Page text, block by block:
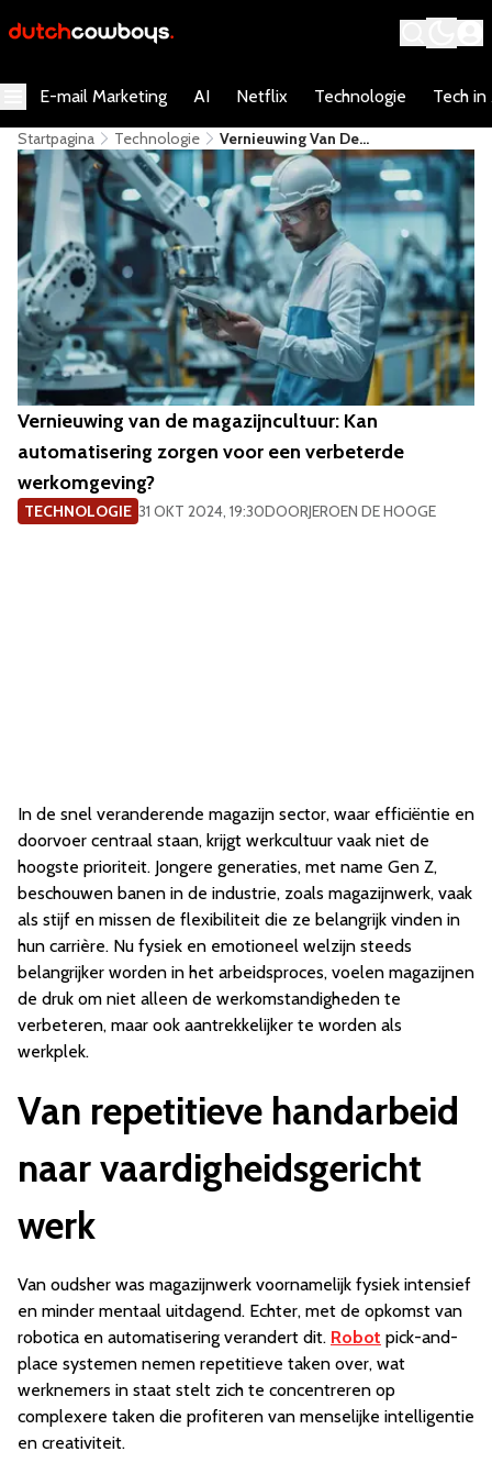
E-mail Marketing AI Netflix Technologie Tech in
Startpagina Technologie
Vernieuwing Van De
Magazijncultuur: Kan
Automatisering Zorgen Voor Een
Verbeterde Werkomgeving?
Vernieuwing van de magazijncultuur: Kan
automatisering zorgen voor een verbeterde
werkomgeving?
TECHNOLOGIE 31 OKT 2024, 19:30DOORJEROEN DE HOOGE
In de snel veranderende magazijn sector, waar efficiëntie en
doorvoer centraal staan, krijgt werkcultuur vaak niet de
hoogste prioriteit. Jongere generaties, met name Gen Z,
beschouwen banen in de industrie, zoals magazijnwerk, vaak
als stijf en missen de flexibiliteit die ze belangrijk vinden in
hun carrière. Nu fysiek en emotioneel welzijn steeds
belangrijker worden in het arbeidsproces, voelen magazijnen
de druk om niet alleen de werkomstandigheden te
verbeteren, maar ook aantrekkelijker te worden als
werkplek.
Van repetitieve handarbeid
naar vaardigheidsgericht
werk
Van oudsher was magazijnwerk voornamelijk fysiek intensief
en minder mentaal uitdagend. Echter, met de opkomst van
robotica en automatisering verandert dit. Robot pick-and-
place systemen nemen repetitieve taken over, wat
werknemers in staat stelt zich te concentreren op
complexere taken die profiteren van menselijke intelligentie
en creativiteit.